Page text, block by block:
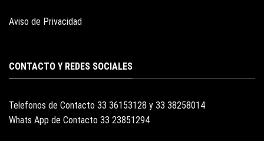
Aviso de Privacidad
CONTACTO Y REDES SOCIALES
Telefonos de Contacto 33 36153128 y 33 38258014
Whats App de Contacto 33 23851294